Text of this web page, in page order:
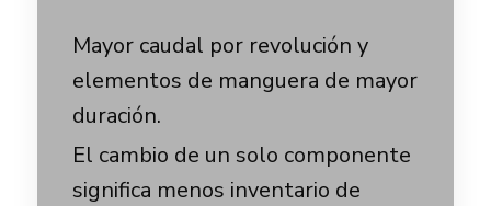
Mayor caudal por revolución y
elementos de manguera de mayor
duración.
El cambio de un solo componente
significa menos inventario de